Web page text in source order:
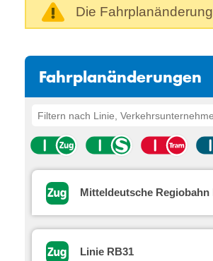
Die
Fahrplanänderungen
Mitteldeutsche Regiobahn
Linie RB31